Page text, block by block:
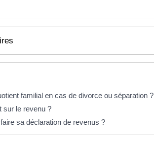
familial en cas de divorce ou séparation ?
sur le revenu ?
sa déclaration de revenus ?